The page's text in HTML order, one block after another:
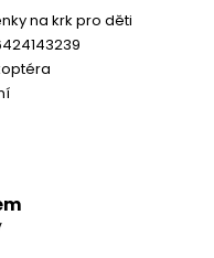
na krk pro děti